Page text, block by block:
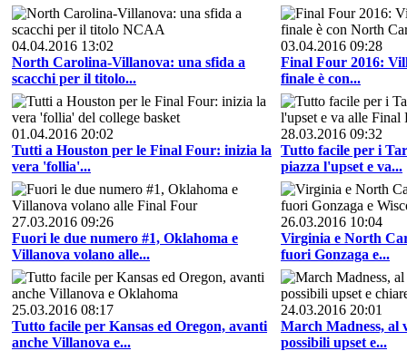
04.04.2016 13:02
North Carolina-Villanova: una sfida a
scacchi per il titolo...
03.04.2016 09:28
Final Four 2016:
finale è con...
01.04.2016 20:02
Tutti a Houston per le Final Four: inizia la
vera 'follia'...
28.03.2016 09:32
Tutto facile per i
piazza l'upset e va...
27.03.2016 09:26
Fuori le due numero #1, Oklahoma e
Villanova volano alle...
26.03.2016 10:04
Virginia e North
fuori Gonzaga e...
25.03.2016 08:17
Tutto facile per Kansas ed Oregon, avanti
anche Villanova e...
24.03.2016 20:01
March Madness, al
possibili upset e...